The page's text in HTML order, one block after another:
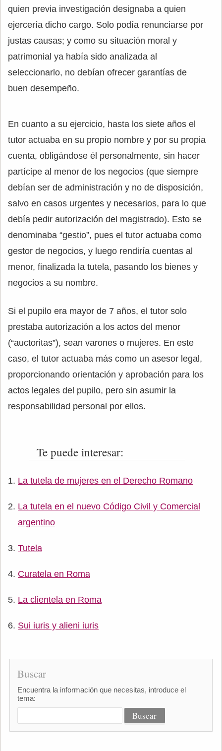
quien previa investigación designaba a quien
ejercería dicho cargo. Solo podía renunciarse por
justas causas; y como su situación moral y
patrimonial ya había sido analizada al
seleccionarlo, no debían ofrecer garantías de
buen desempeño.
En cuanto a su ejercicio, hasta los siete años el
tutor actuaba en su propio nombre y por su propia
cuenta, obligándose él personalmente, sin hacer
partícipe al menor de los negocios (que siempre
debían ser de administración y no de disposición,
salvo en casos urgentes y necesarios, para lo que
debía pedir autorización del magistrado). Esto se
denominaba “gestio”, pues el tutor actuaba como
gestor de negocios, y luego rendiría cuentas al
menor, finalizada la tutela, pasando los bienes y
negocios a su nombre.
Si el pupilo era mayor de 7 años, el tutor solo
prestaba autorización a los actos del menor
(“auctoritas”), sean varones o mujeres. En este
caso, el tutor actuaba más como un asesor legal,
proporcionando orientación y aprobación para los
actos legales del pupilo, pero sin asumir la
responsabilidad personal por ellos.
Te puede interesar:
La tutela de mujeres en el Derecho Romano
La tutela en el nuevo Código Civil y Comercial
argentino
Tutela
Curatela en Roma
La clientela en Roma
Sui iuris y alieni iuris
Buscar
Encuentra la información que necesitas, introduce el
tema: